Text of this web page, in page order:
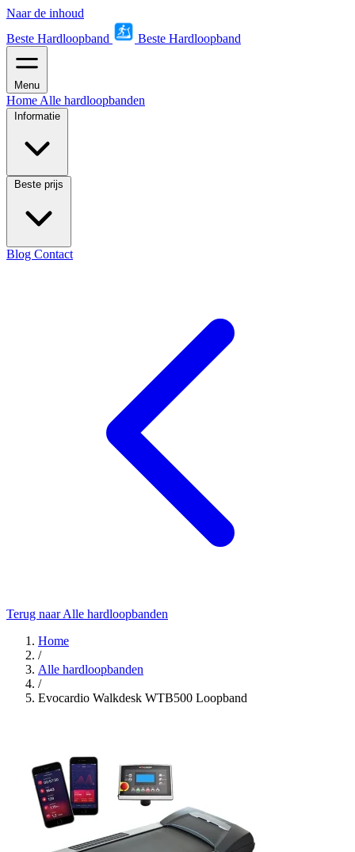
Naar de inhoud
Beste Hardloopband
Beste Hardloopband
Menu
Home Alle hardloopbanden
Informatie
Beste prijs
Blog Contact
Terug naar Alle hardloopbanden
Home
/
Alle hardloopbanden
/
Evocardio Walkdesk WTB500 Loopband